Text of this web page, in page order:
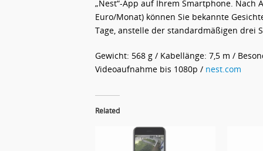
„Nest“-App auf Ihrem Smartphone. Nach
Euro/Monat) können Sie bekannte
Tage, anstelle der standardmäßigen drei
Gewicht: 568 g / Kabellänge: 7,5 m /
Videoaufnahme bis 1080p / nest.com
Related